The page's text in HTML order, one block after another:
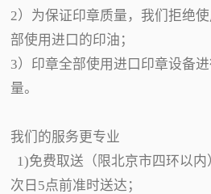
2）为保证印章质量，我们拒绝
部使用进口的印油；
3）印章全部使用进口印章设备
量。
我们的服务更专业
1)免费取送（限北京市四环以内
次日5点前准时送达；